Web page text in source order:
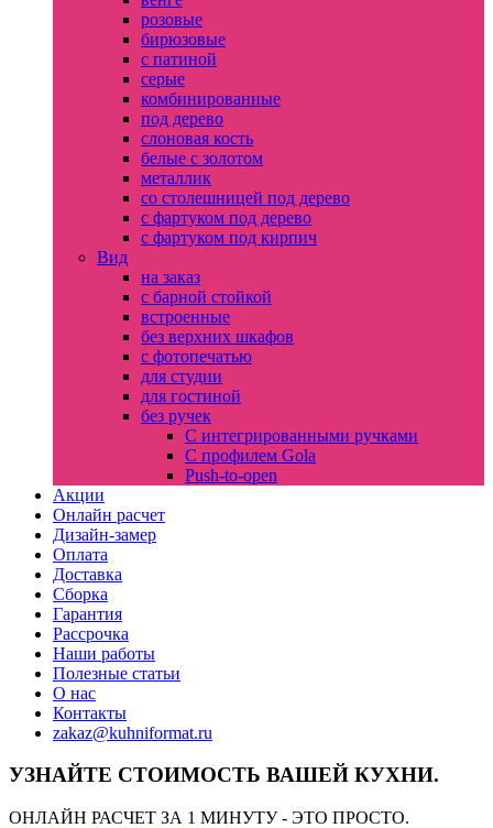
розовые
бирюзовые
с патиной
серые
комбинированные
под дерево
слоновая кость
белые с золотом
металлик
со столешницей под дерево
с фартуком под дерево
с фартуком под кирпич
Вид
на заказ
с барной стойкой
встроенные
без верхних шкафов
с фотопечатью
для студии
для гостиной
без ручек
С интегрированными ручками
С профилем Gola
Push-to-open
Акции
Онлайн расчет
Дизайн-замер
Оплата
Доставка
Сборка
Гарантия
Рассрочка
Наши работы
Полезные статьи
О нас
Контакты
zakaz@kuhniformat.ru
УЗНАЙТЕ СТОИМОСТЬ ВАШЕЙ КУХНИ.
ОНЛАЙН РАСЧЕТ ЗА 1 МИНУТУ - ЭТО ПРОСТО.